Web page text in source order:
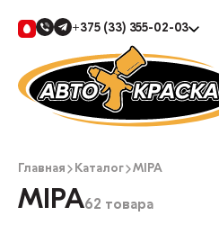
+375 (33) 355-02-03
Главная Каталог MIPA
MIPA62 товара